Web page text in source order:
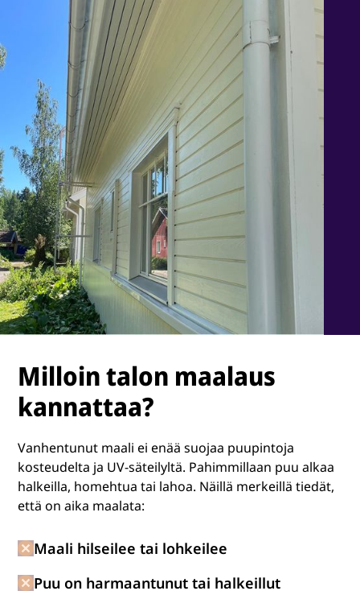
Milloin talon maalaus
kannattaa?
Vanhentunut maali ei enää suojaa puupintoja
kosteudelta ja UV-säteilyltä. Pahimmillaan puu alkaa
halkeilla, homehtua tai lahoa. Näillä merkeillä tiedät,
että on aika maalata:
Maali hilseilee tai lohkeilee
Puu on harmaantunut tai halkeillut